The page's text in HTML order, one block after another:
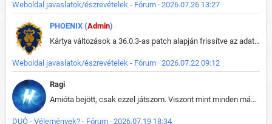
Weboldal javaslatok/észrevételek - Fórum · 2026.07.26 13:27
PHOENIX (Admin)
Kártya változások a 36.0.3-as patch alapján frissítve az adatbázisban (képek is cserélve).
Weboldal javaslatok/észrevételek - Fórum · 2026.07.22 09:12
Ragi
Amióta bejött, csak ezzel játszom. Viszont mint minden más - akár az alapjáték is, ez is baromira összetett lett. Néha már pár kör után is esélytelen az egész. Vagy irreállisan túltápol valaki, vagy lelép a partner, vagy csak hülye mint a segg. És amikor eljönne az én időm, na akkor jön el mindenki másé is. Engem jobban érdekelne, hogy ki milyen ratingen szokott játszani. Na ez lenne egy érdekes adat.
DUÓ - Vélemények? - Fórum · 2026.07.19 18:34